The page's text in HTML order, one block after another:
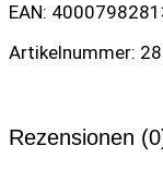
EAN:
Artikelnummer:
Rezensionen